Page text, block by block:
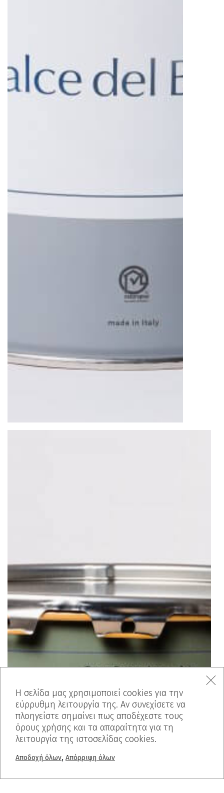
Η σελίδα μας χρησιμοποιεί cookies για την
εύρρυθμη λειτουργία της. Αν συνεχίσετε να
πλοηγείστε σημαίνει πως αποδέχεστε τους
όρους χρήσης και τα απαραίτητα για τη
λειτουργία της ιστοσελίδας cookies.
Αποδοχή όλων, Απόρριψη όλων